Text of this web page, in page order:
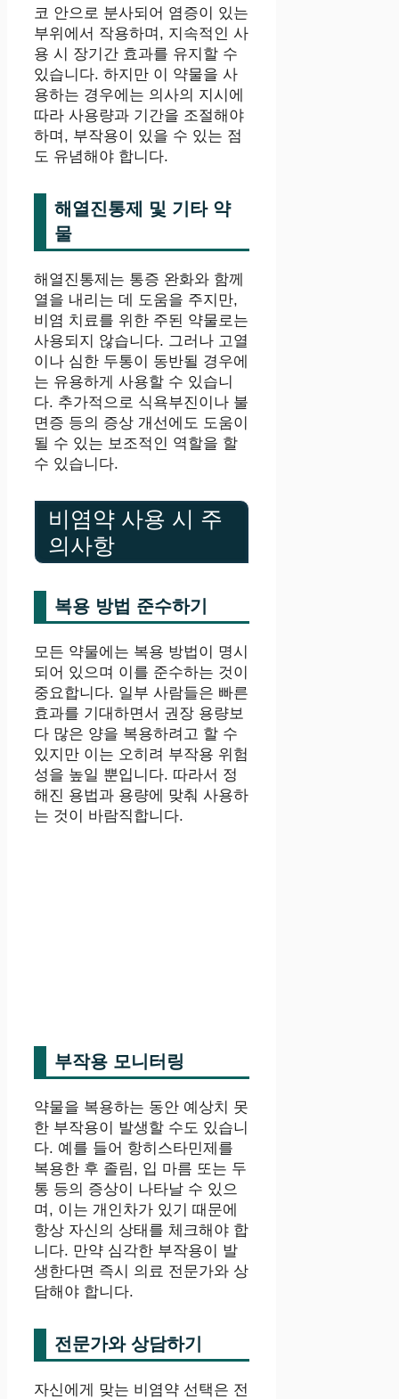
코 안으로 분사되어 염증이 있는
부위에서 작용하며, 지속적인 사
용 시 장기간 효과를 유지할 수
있습니다. 하지만 이 약물을 사
용하는 경우에는 의사의 지시에
따라 사용량과 기간을 조절해야
하며, 부작용이 있을 수 있는 점
도 유념해야 합니다.
해열진통제 및 기타 약
물
해열진통제는 통증 완화와 함께
열을 내리는 데 도움을 주지만,
비염 치료를 위한 주된 약물로는
사용되지 않습니다. 그러나 고열
이나 심한 두통이 동반될 경우에
는 유용하게 사용할 수 있습니
다. 추가적으로 식욕부진이나 불
면증 등의 증상 개선에도 도움이
될 수 있는 보조적인 역할을 할
수 있습니다.
비염약 사용 시 주
의사항
복용 방법 준수하기
모든 약물에는 복용 방법이 명시
되어 있으며 이를 준수하는 것이
중요합니다. 일부 사람들은 빠른
효과를 기대하면서 권장 용량보
다 많은 양을 복용하려고 할 수
있지만 이는 오히려 부작용 위험
성을 높일 뿐입니다. 따라서 정
해진 용법과 용량에 맞춰 사용하
는 것이 바람직합니다.
부작용 모니터링
약물을 복용하는 동안 예상치 못
한 부작용이 발생할 수도 있습니
다. 예를 들어 항히스타민제를
복용한 후 졸림, 입 마름 또는 두
통 등의 증상이 나타날 수 있으
며, 이는 개인차가 있기 때문에
항상 자신의 상태를 체크해야 합
니다. 만약 심각한 부작용이 발
생한다면 즉시 의료 전문가와 상
담해야 합니다.
전문가와 상담하기
자신에게 맞는 비염약 선택은 전